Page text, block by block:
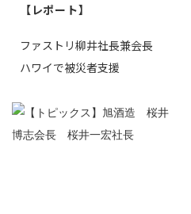
【レポート】
ファストリ柳井社長兼会長
ハワイで被災者支援